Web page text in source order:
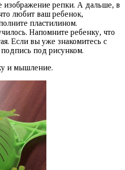
изображение репки. А дальше, в
любит ваш ребенок,
пластилином.
Напомните ребенку, что
Если вы уже знакомитесь с
под рисунком.
и мышление.